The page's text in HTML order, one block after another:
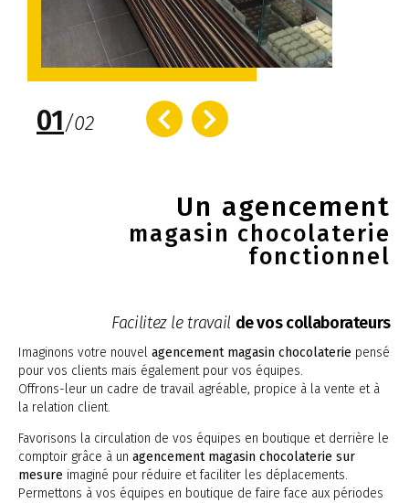
01/02
Un agencement
magasin chocolaterie
fonctionnel
Facilitez le travail de vos collaborateurs
Imaginons votre nouvel agencement magasin chocolaterie pensé
pour vos clients mais également pour vos équipes.
Offrons-leur un cadre de travail agréable, propice à la vente et à
la relation client.
Favorisons la circulation de vos équipes en boutique et derrière le
comptoir grâce à un agencement magasin chocolaterie sur
mesure imaginé pour réduire et faciliter les déplacements.
Permettons à vos équipes en boutique de faire face aux périodes